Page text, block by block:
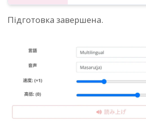
Підготовка завершена.